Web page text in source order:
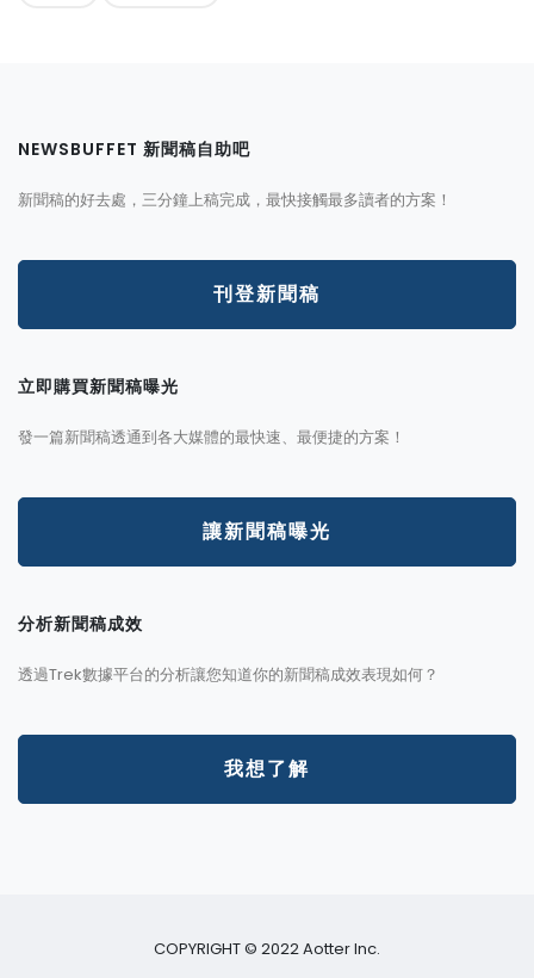
NEWSBUFFET 新聞稿自助吧
新聞稿的好去處，三分鐘上稿完成，最快接觸最多讀者的方案！
刊登新聞稿
立即購買新聞稿曝光
發一篇新聞稿透通到各大媒體的最快速、最便捷的方案！
讓新聞稿曝光
分析新聞稿成效
透過Trek數據平台的分析讓您知道你的新聞稿成效表現如何？
我想了解
COPYRIGHT © 2022 Aotter Inc.